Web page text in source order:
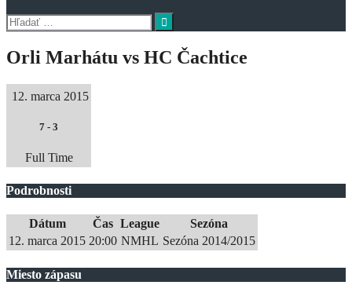
Hľadať:
Orli Marhátu vs HC Čachtice
12. marca 2015
7 - 3
Full Time
Podrobnosti
Dátum Čas League
Sezóna
12. marca 2015 20:00 NMHL Sezóna 2014/2015
Miesto zápasu